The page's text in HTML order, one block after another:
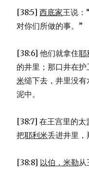
[38:5]西底家王说：
对你们所做的事。”
[38:6] 他们就拿住耶
的井里；那口井在
米缒下去，井里没
泥中。
[38:7] 在王宫里的太
把耶利米丢进井里
[38:8] 以伯．米勒从